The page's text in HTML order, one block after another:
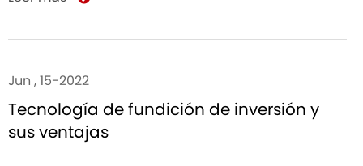
Jun , 15-2022
Tecnología de fundición de inversión y
sus ventajas